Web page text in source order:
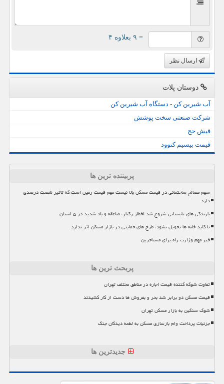
= ۹ بعلاوه ۴
ارسال نظر
دوستان پلات
آب شیرین کن - دستگاه آب شیرین کن
شرکت صنعتی سخت پوشش
فیش حج
قیمت بیسیم کنوود
پربیننده ترین ها
سهم مصالح ساختمانی در قیمت مسکن بالا نیست مهم قیمت زمین است که تاثیر شصت درصدی
دارد
بارندگی های تابستانی شروع شد اخطار رگبار، صاعقه و باد شدید در ۵ استان
تا کلید خانه ها تحویل نشود، طرح های حمایتی در بازار مسکن اثر ندارد
خبر مهم وزارت راه برای مستاجرین
پربحث ترین ها
تفاوت شوکه کننده قیمت اجاره در مناطق مختلف تهران
قیمت مسکن دو برابر شد بخر و بفروش ها دست از کار کشیدند
شوک سنگین به بازار مسکن تهران
جزئیات پرداخت وام بازسازی مسکن به لطمه دیدگان جنگ
جدیدترین ها